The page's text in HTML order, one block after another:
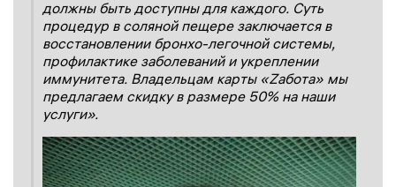
должны быть доступны для каждого. Суть
процедур в соляной пещере заключается в
восстановлении бронхо-легочной системы,
профилактике заболеваний и укреплении
иммунитета. Владельцам карты «Zабота» мы
предлагаем скидку в размере 50% на наши
услуги».